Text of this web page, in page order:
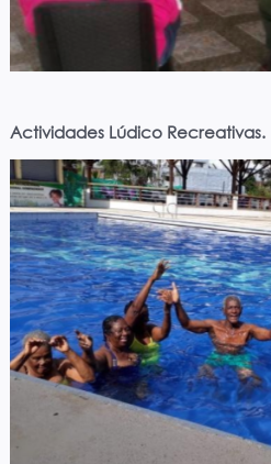
Actividades Lúdico Recreativas.